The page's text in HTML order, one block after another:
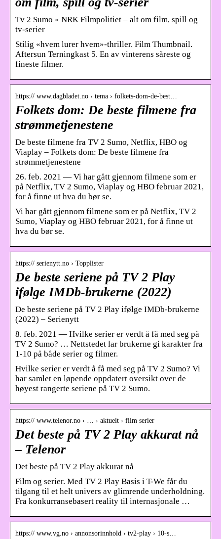
Tv 2 Sumo « NRK Filmpolitiet – alt om film, spill og
tv-serier
Stilig «hvem lurer hvem»-thriller. Film Thumbnail.
Aftersun Terningkast 5. En av vinterens såreste og
fineste filmer.
https:// www.dagbladet.no › tema › folkets-dom-de-best…
Folkets dom: De beste filmene fra
strømmetjenestene
De beste filmene fra TV 2 Sumo, Netflix, HBO og
Viaplay – Folkets dom: De beste filmene fra
strømmetjenestene
26. feb. 2021 — Vi har gått gjennom filmene som er
på Netflix, TV 2 Sumo, Viaplay og HBO februar 2021,
for å finne ut hva du bør se.
Vi har gått gjennom filmene som er på Netflix, TV 2
Sumo, Viaplay og HBO februar 2021, for å finne ut
hva du bør se.
https:// serienytt.no › Topplister
De beste seriene på TV 2 Play
ifølge IMDb-brukerne (2022)
De beste seriene på TV 2 Play ifølge IMDb-brukerne
(2022) – Serienytt
8. feb. 2021 — Hvilke serier er verdt å få med seg på
TV 2 Sumo? … Nettstedet lar brukerne gi karakter fra
1-10 på både serier og filmer.
Hvilke serier er verdt å få med seg på TV 2 Sumo? Vi
har samlet en løpende oppdatert oversikt over de
høyest rangerte seriene på TV 2 Sumo.
https:// www.telenor.no › … › aktuelt › film serier
Det beste på TV 2 Play akkurat nå
– Telenor
Det beste på TV 2 Play akkurat nå
Film og serier. Med TV 2 Play Basis i T-We får du
tilgang til et helt univers av glimrende underholdning.
Fra konkurransebasert reality til internasjonale …
https:// www.vg.no › annonsorinnhold › tv2-play › 10-s…